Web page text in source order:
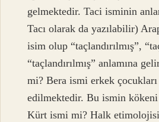
gelmektedir. Taci isminin
Tacı olarak da yazılabilir)
isim olup “taçlandırılmış”,
“taçlandırılmış” anlamına
mi? Bera ismi erkek
edilmektedir. Bu ismin kökeni
Kürt ismi mi? Halk